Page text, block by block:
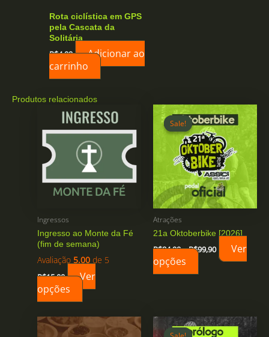
Rota ciclística em GPS
pela Cascata da
Solitária
R$4,99
Adicionar ao
carrinho
Produtos relacionados
Ingressos
Ingresso ao Monte da Fé
(fim de semana)
Avaliação 5.00 de 5
R$15,00
Ver
opções
Sale!
Sale!
Atrações
21a Oktoberbike [2026]
R$84,90–R$99,90Faixa
de
Ver
opções
produto
As